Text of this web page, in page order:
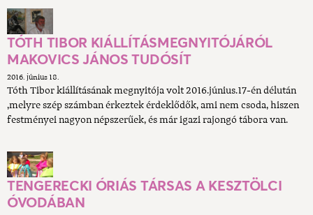
TÓTH TIBOR KIÁLLÍTÁSMEGNYITÓJÁRÓL
MAKOVICS JÁNOS TUDÓSÍT
2016. június 18.
Tóth Tibor kiállításának megnyitója volt 2016.június.17-én délután
,melyre szép számban érkeztek érdeklődők, ami nem csoda, hiszen
festményei nagyon népszerűek, és már igazi rajongó tábora van.
TENGERECKI ÓRIÁS TÁRSAS A KESZTÖLCI
ÓVODÁBAN